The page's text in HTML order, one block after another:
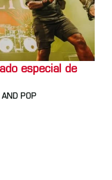
especial de
AND POP